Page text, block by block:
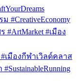
#CreativeEconomy
#ArtMarket #เมือง
#เมืองกีฬาเวิลด์คลาส